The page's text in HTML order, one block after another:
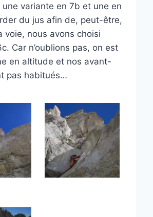
une variante en 7b et une en
du jus afin de, peut-être,
voie, nous avons choisi
Car n’oublions pas, on est
en altitude et nos avant-
pas habitués…